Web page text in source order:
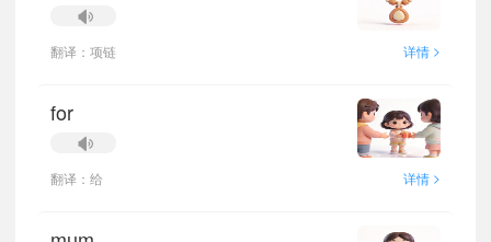
翻译：项链 详情 >
for
翻译：给 详情 >